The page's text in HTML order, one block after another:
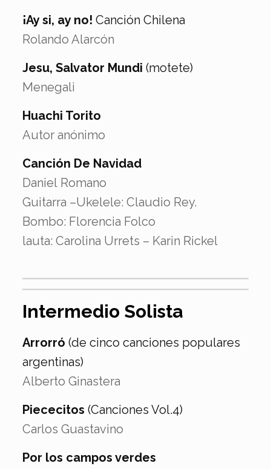
¡Ay si, ay no! Canción Chilena
Rolando Alarcón
Jesu, Salvator Mundi (motete)
Menegali
Huachi Torito
Autor anónimo
Canción De Navidad
Daniel Romano
Guitarra –Ukelele: Claudio Rey.
Bombo: Florencia Folco
lauta: Carolina Urrets – Karin Rickel
Intermedio Solista
Arrorró (de cinco canciones populares
argentinas)
Alberto Ginastera
Piececitos (Canciones Vol.4)
Carlos Guastavino
Por los campos verdes